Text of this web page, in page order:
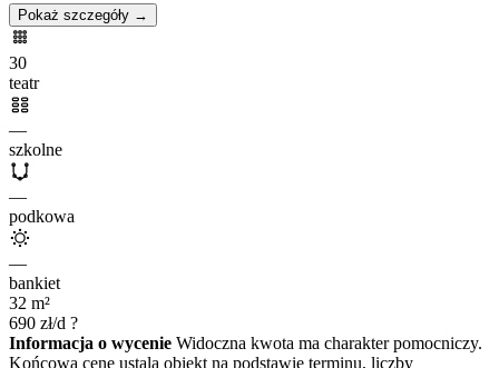
Pokaż szczegóły →
30
teatr
—
szkolne
—
podkowa
—
bankiet
32 m²
690 zł/d ?
Informacja o wycenie Widoczna kwota ma charakter pomocniczy.
Końcową cenę ustala obiekt na podstawie terminu, liczby